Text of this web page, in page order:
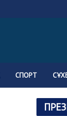
СПОРТ